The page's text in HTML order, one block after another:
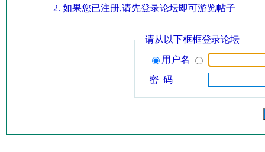
如果您已注册,请先登录论坛即可游览帖子
请从以下框框登录论坛
用户名
密 码